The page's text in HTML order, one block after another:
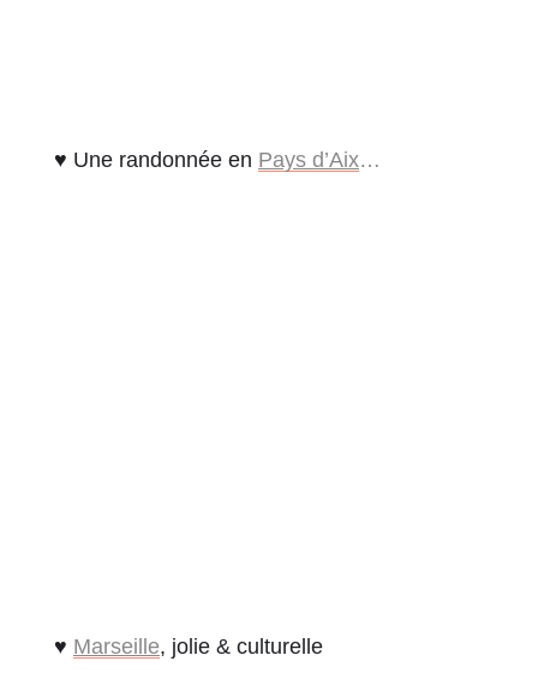
♥ Une randonnée en Pays d’Aix…
♥ Marseille, jolie & culturelle